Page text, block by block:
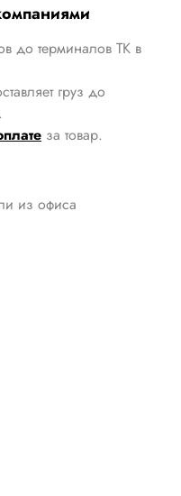
до терминалов ТК в
груз до
за товар.
из офиса